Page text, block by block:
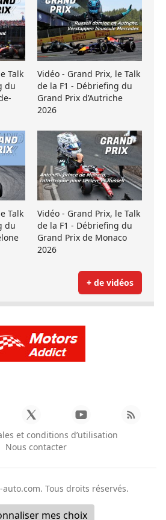
Talk
du
Vidéo - Grand Prix, le Talk
de la F1 - Débriefing du
Grand Prix d’Autriche
2026
Talk
du
Vidéo - Grand Prix, le Talk
de la F1 - Débriefing du
Grand Prix de Monaco
2026
+ de vidéos
et conditions d’utilisation
Nous contacter
auto.com. Tous droits réservés.
mes choix